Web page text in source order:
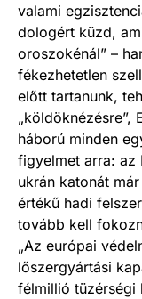
valami
dologért küzd,
oroszokénál” –
fékezhetetlen
előtt tartanunk,
„köldöknézésre”,
háború minden
figyelmet arra: az
ukrán katonát
értékű hadi
tovább kell
„Az európai
lőszergyártási
félmillió tüzérségi